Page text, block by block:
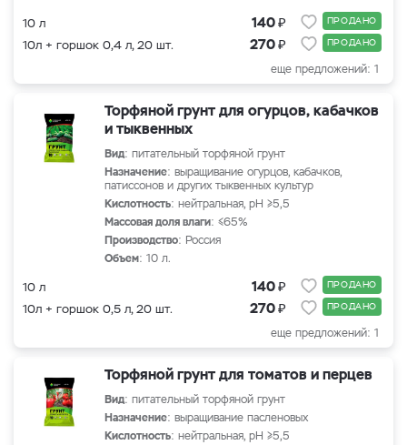
10 л 140₽ ПРОДАНО
10л + горшок 0,4 л, 20 шт. 270₽ ПРОДАНО
еще предложений: 1
Торфяной грунт для огурцов, кабачков
и тыквенных
Вид: питательный торфяной грунт
Назначение: выращивание огурцов, кабачков,
патиссонов и других тыквенных культур
Кислотность: нейтральная, рН ≥5,5
Массовая доля влаги: ≤65%
Производство: Россия
Объем: 10 л.
10 л 140₽ ПРОДАНО
10л + горшок 0,5 л, 20 шт. 270₽ ПРОДАНО
еще предложений: 1
Торфяной грунт для томатов и перцев
Вид: питательный торфяной грунт
Назначение: выращивание пасленовых
Кислотность: нейтральная, рН ≥5,5